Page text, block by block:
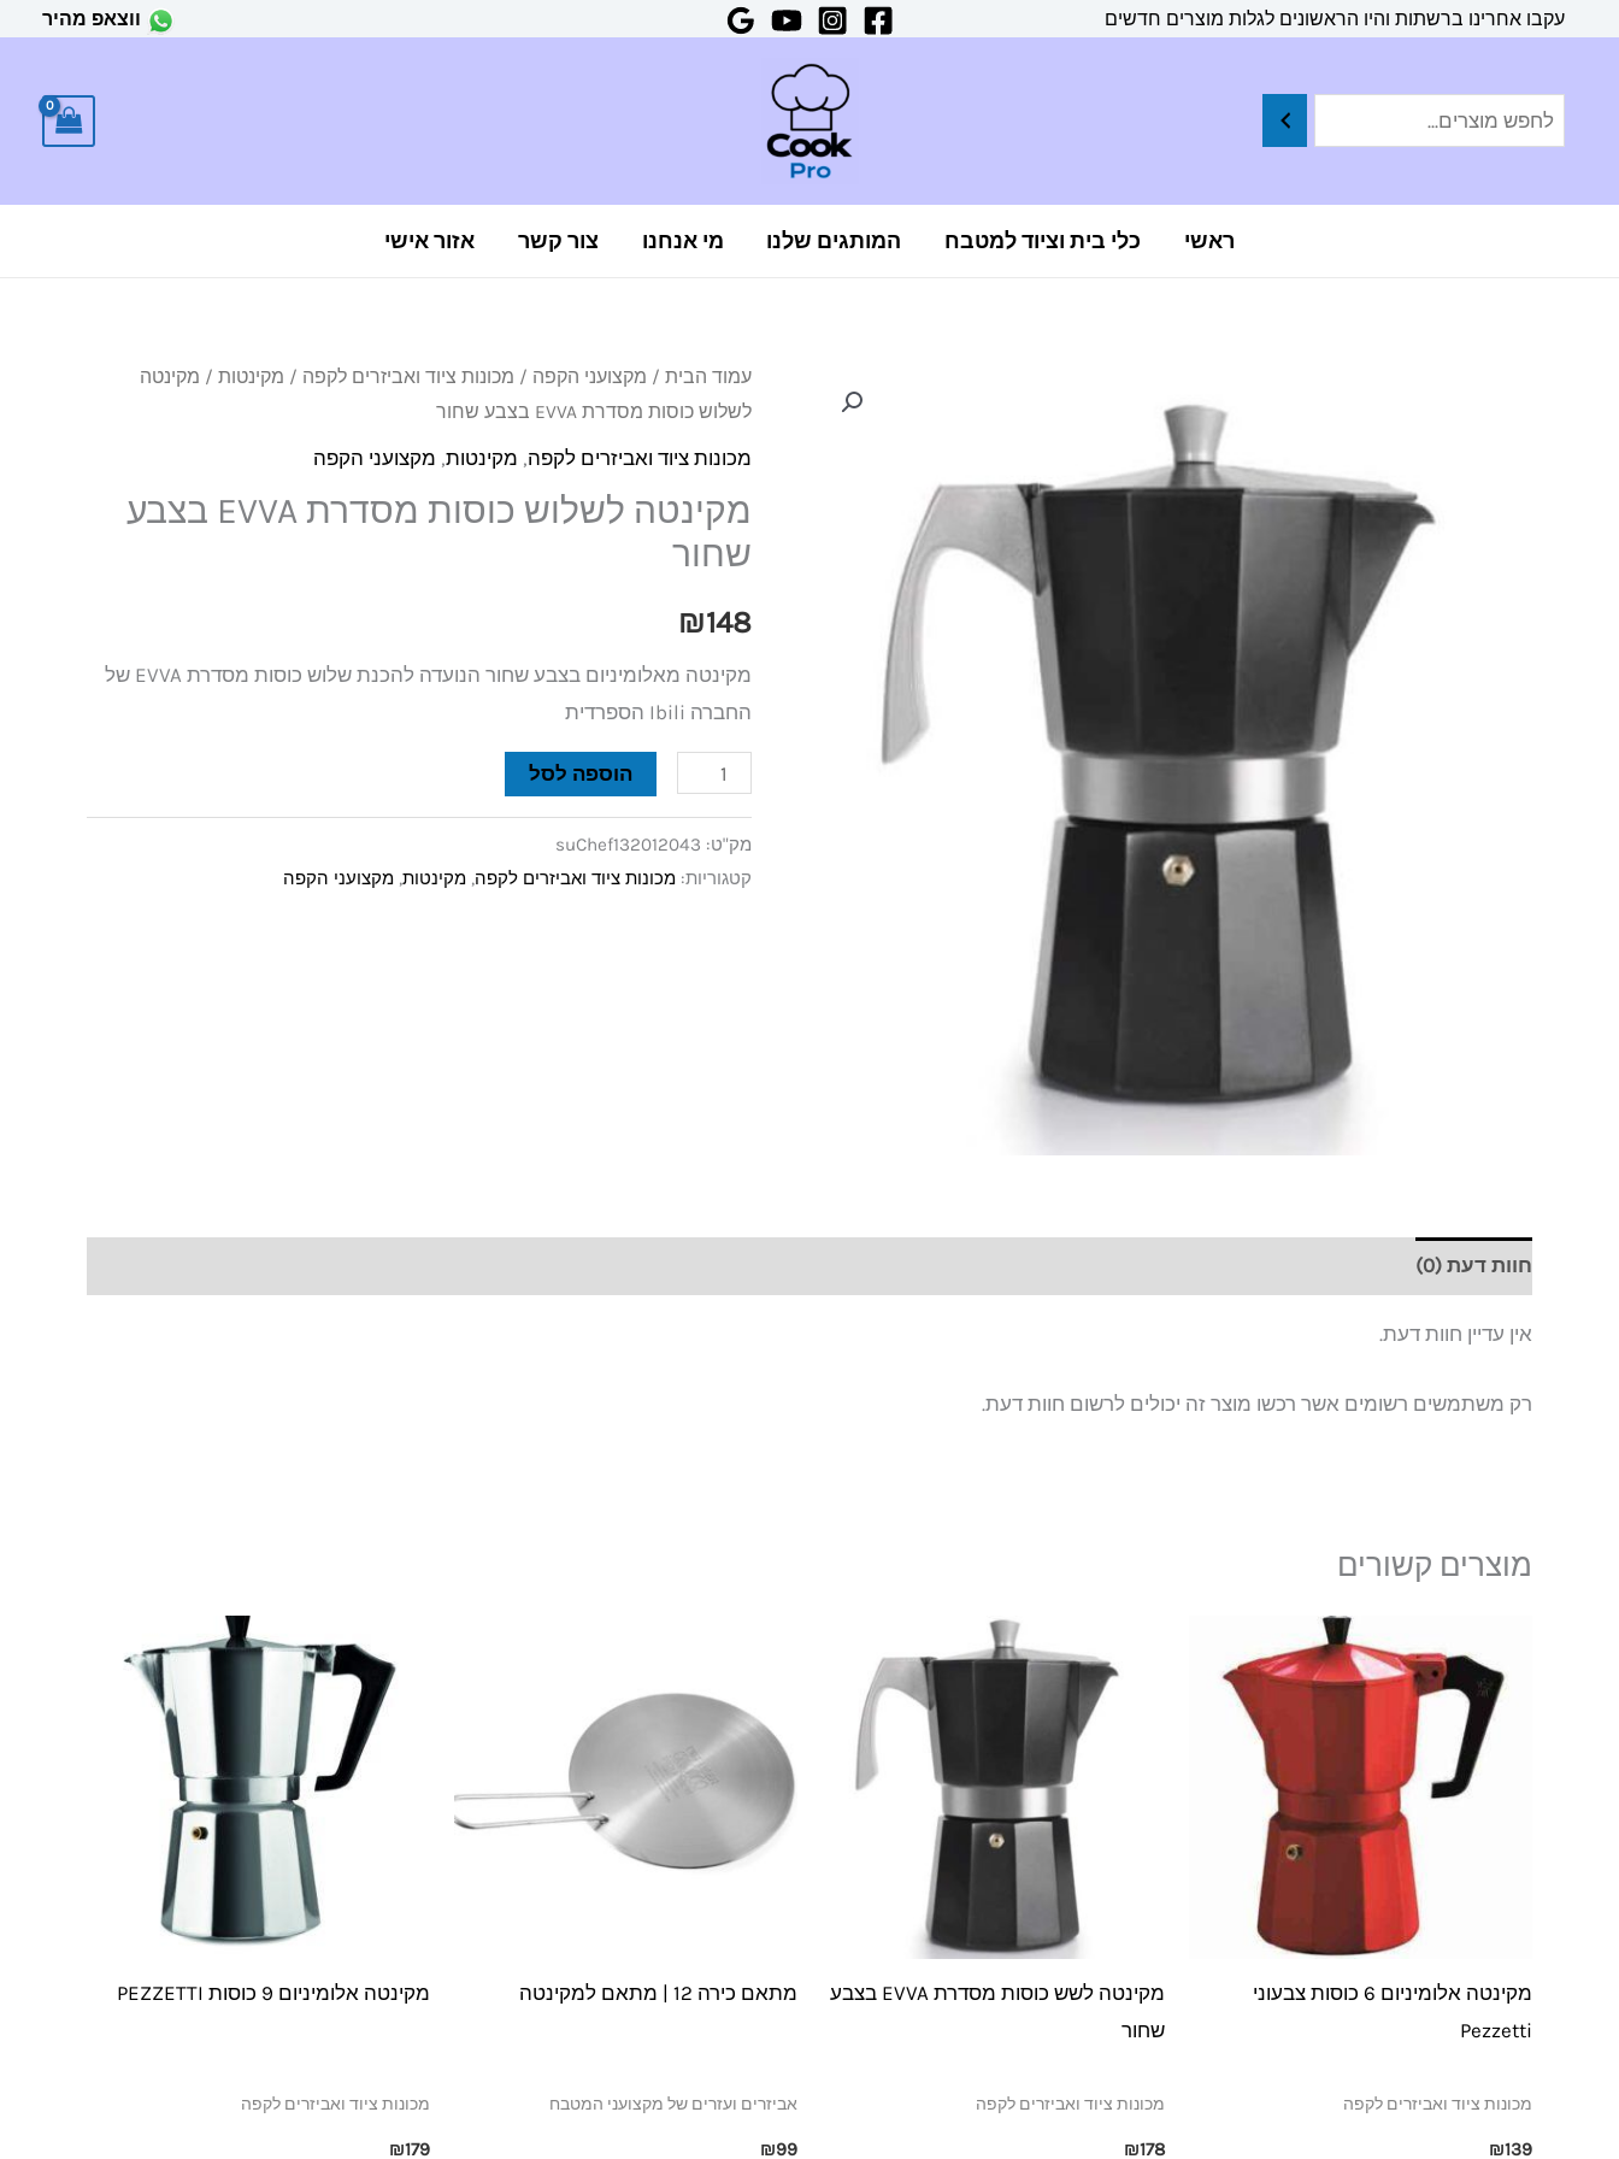
עקבו אחרינו ברשתות והיו הראשונים לגלות מוצרים חדשים ווצאפ מהיר
ראשי כלי בית וציוד למטבח המותגים שלנו מי אנחנו צור קשר אזור אישי
עמוד הבית / מקצועני הקפה / מכונות ציוד ואביזרים לקפה / מקינטות / מקינטה
לשלוש כוסות מסדרת EVVA בצבע שחור
מכונות ציוד ואביזרים לקפה, מקינטות, מקצועני הקפה
מקינטה לשלוש כוסות מסדרת EVVA בצבע
שחור
₪148
מקינטה מאלומיניום בצבע שחור הנועדה להכנת שלוש כוסות מסדרת EVVA של
החברה Ibili הספרדית
כמות
של
מקינטה
כוסות
מסדרת
בצבע
שחור
הוספה לסל
מק"ט: suChef132012043
קטגוריות: מכונות ציוד ואביזרים לקפה, מקינטות, מקצועני הקפה
חוות דעת (0)
אין עדיין חוות דעת.
רק משתמשים רשומים אשר רכשו מוצר זה יכולים לרשום חוות דעת.
מוצרים קשורים
מקינטה אלומיניום 6 כוסות צבעוני
Pezzetti
מכונות ציוד ואביזרים לקפה
₪139
מקינטה לשש כוסות מסדרת EVVA בצבע
שחור
מכונות ציוד ואביזרים לקפה
₪178
מתאם כירה 12 | מתאם למקינטה
אביזרים ועזרים של מקצועני המטבח
₪99
מקינטה אלומיניום 9 כוסות PEZZETTI
מכונות ציוד ואביזרים לקפה
₪179